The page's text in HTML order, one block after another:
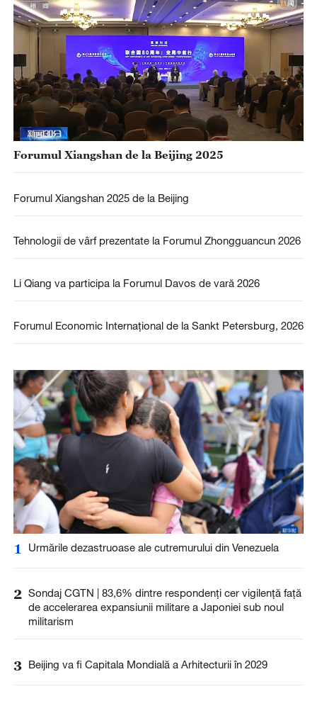
Forumul Xiangshan de la Beijing 2025
Forumul Xiangshan 2025 de la Beijing
Tehnologii de vârf prezentate la Forumul Zhongguancun 2026
Li Qiang va participa la Forumul Davos de vară 2026
Forumul Economic Internațional de la Sankt Petersburg, 2026
1 Urmările dezastruoase ale cutremurului din Venezuela
2 Sondaj CGTN | 83,6% dintre respondenți cer vigilență față
de accelerarea expansiunii militare a Japoniei sub noul
militarism
3 Beijing va fi Capitala Mondială a Arhitecturii în 2029